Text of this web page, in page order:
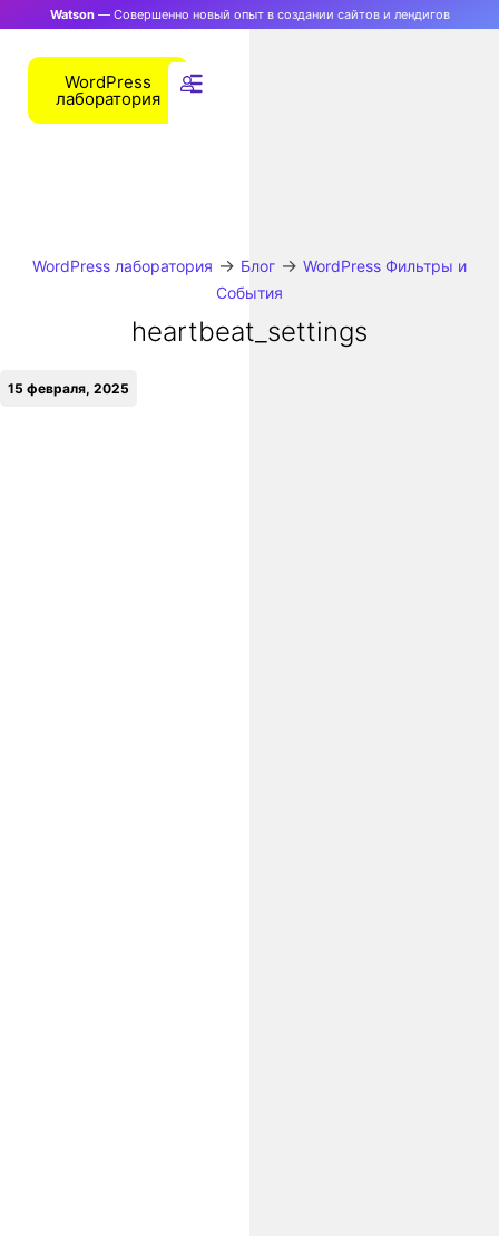
Watson— Совершенно новый опыт в создании сайтов и лендигов
WordPress
лаборатория
WordPress лаборатория → Блог → WordPress Фильтры и
События
heartbeat_settings
15 февраля, 2025